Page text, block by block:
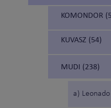
KOMONDOR
KUVASZ (54)
MUDI (238)
a) Leonado